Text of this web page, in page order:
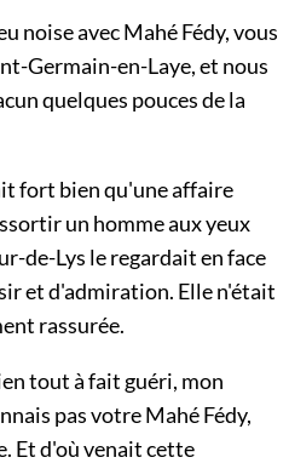
noise avec Mahé Fédy, vous
Germain-en-Laye, et nous
quelques pouces de la
fort bien qu'une affaire
un homme aux yeux
de-Lys le regardait en face
et d'admiration. Elle n'était
rassurée.
tout à fait guéri, mon
pas votre Mahé Fédy,
Et d'où venait cette